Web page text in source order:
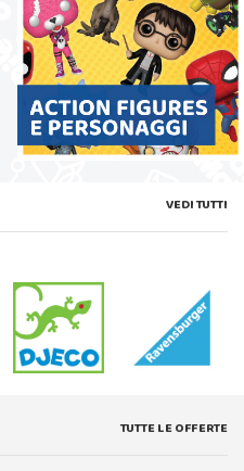
VEDI TUTTI
TUTTE LE OFFERTE